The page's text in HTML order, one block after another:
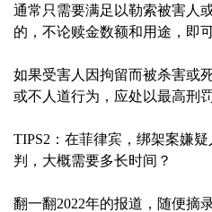
通常只需要满足以勒索被害人
的，不论赎金数额和用途，即
如果受害人因拘留而被杀害或
或不人道行为，应处以最高刑罚
TIPS2：在菲律宾，绑架案嫌
判，大概需要多长时间？
翻一翻2022年的报道，随便摘